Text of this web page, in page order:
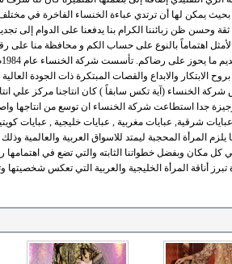
بحيث يمكن لها أن ترتدي عباءة الخنساء الفاخرة في
وحسن ظن زبائننا الكرام بنا يدفعنا على الدوام إلى
الأمثل اهتماماً بالنوع على حساب الكم و محافظة منا على
الابتكار والابداع والقصات المبتكرة ذات الجودة
شركة الخنساء (آية تكس سابقاً ) كان انتاجنا مركز علي
جدا استطاعت شركة الخنساء ان توسع من انتاجها
شرقية, عبايات مغربية , عبايات خليجية , عبايات
المرأة المحجبة ليمتد للاسواق العربية والعالمية
مكان وبفضل خطواتنا الثابته والتي تضع في اهتمامها
المرأة الخليجية والعربية التي تعكس شخصيتها وتبرز